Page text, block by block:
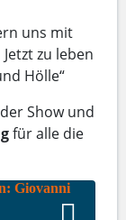
uns mit
zu leben
Hölle“
Show und
für alle die